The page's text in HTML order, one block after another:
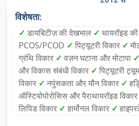
विशेषता:
✓ डायबिटीज़ की देखभाल ✓ थायरॉइड
PCOS/PCOD ✓ पिट्यूटरी विकार ✓
ग्रंथि विकार ✓ वज़न घटाना और मोटापा ✓
और विकास संबंधी विकार ✓ पिट्यूटरी
विकार ✓ नपुंसकता और यौन विकार ✓
ऑस्टियोपोरोसिस और पैराथायरॉइड विकार
लिपिड विकार ✓ हार्मोनल विकार ✓